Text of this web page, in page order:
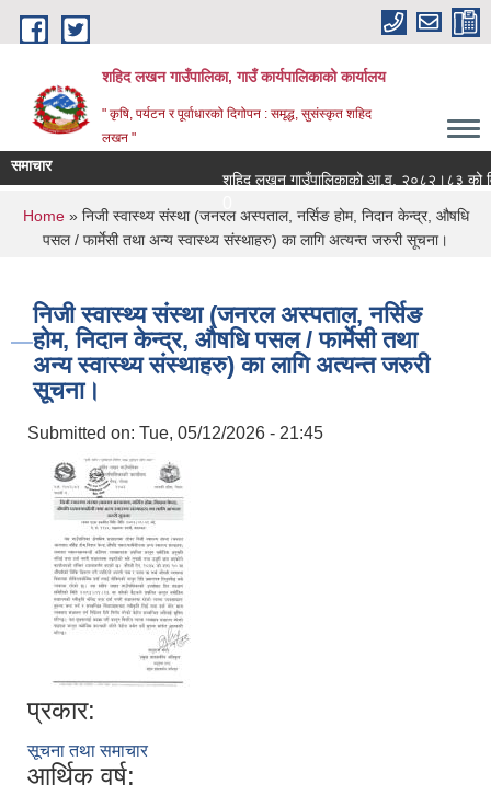
Skip to main content
शहिद लखन गाउँपालिका, गाउँ कार्यपालिकाको कार्यालय
" कृषि, पर्यटन र पूर्वाधारको दिगोपन : समृद्ध, सुसंस्कृत शहिद
लखन "
समाचार
शहिद लखन गाउँपालिकाको आ.व. २०८२।८३ को
You are here
Home» निजी स्वास्थ्य संस्था (जनरल अस्पताल, नर्सिङ होम, निदान केन्द्र, औषधि
पसल / फार्मेसी तथा अन्य स्वास्थ्य संस्थाहरु) का लागि अत्यन्त जरुरी सूचना।
निजी स्वास्थ्य संस्था (जनरल अस्पताल, नर्सिङ
होम, निदान केन्द्र, औषधि पसल / फार्मेसी तथा
अन्य स्वास्थ्य संस्थाहरु) का लागि अत्यन्त जरुरी
सूचना।
Submitted on: Tue, 05/12/2026 - 21:45
प्रकार:
सूचना तथा समाचार
आर्थिक वर्ष: